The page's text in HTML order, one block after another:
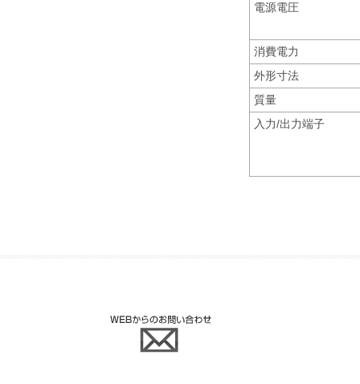
電源電圧
消費電力
外形寸法
質量
入力/出力端子